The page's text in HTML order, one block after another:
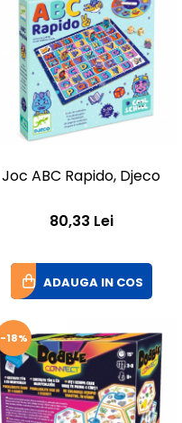
Joc ABC Rapido, Djeco
80,33 Lei
ADAUGA IN COS
-18%